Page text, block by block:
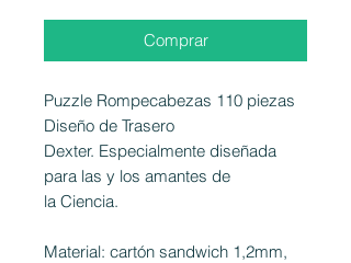
Comprar
Puzzle Rompecabezas 110 piezas
Diseño de Trasero
Dexter. Especialmente diseñada
para las y los amantes de
la Ciencia.
Material: cartón sandwich 1,2mm,